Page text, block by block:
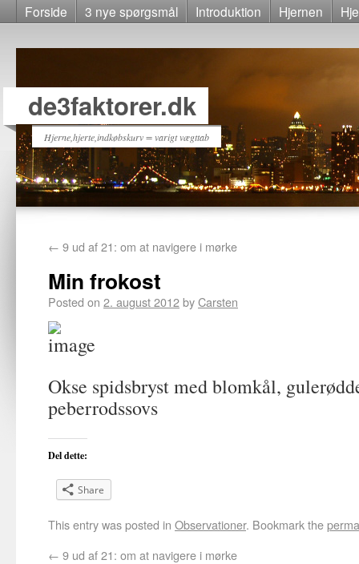
Forside 3 nye spørgsmål Introduktion Hjernen
de3faktorer.dk
Hjerne,hjerte,indkøbskurv = varigt vægttab
← 9 ud af 21: om at navigere i mørke
Min frokost
Posted on 2. august 2012byCarsten
Okse spidsbryst med blomkål,
peberrodssovs
Del dette:
Share
This entry was posted in Observationer. Bookmark the
← 9 ud af 21: om at navigere i mørke